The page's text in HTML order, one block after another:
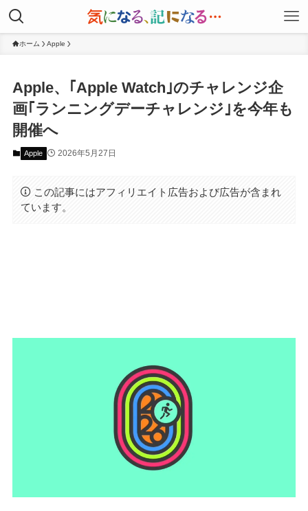
ホーム Apple
Apple、｢Apple Watch｣のチャレンジ企
画｢ランニングデーチャレンジ｣を今年も
開催へ
Apple 2026年5月27日
この記事にはアフィリエイト広告および広告が含まれ
ています。